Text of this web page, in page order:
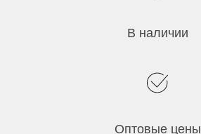
В наличии
Оптовые цены